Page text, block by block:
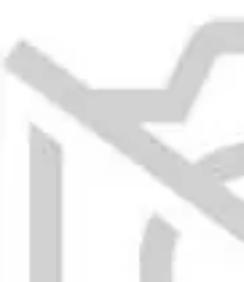
Inspiration
Éclairage Intérieur
Intérieur
Éclairage Déco